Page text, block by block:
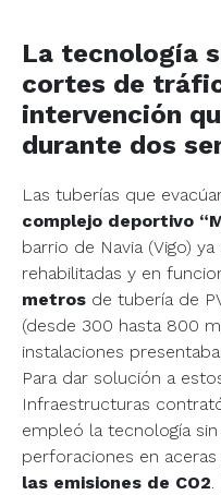
La tecnología
cortes de
intervención
durante dos
Las tuberías que
complejo deportivo
barrio de Navia (Vigo)
rehabilitadas y en
metros de tubería de
(desde 300 hasta 800
instalaciones
Para dar solución a
Infraestructuras
empleó la tecnología sin
perforaciones en aceras
las emisiones de CO2.